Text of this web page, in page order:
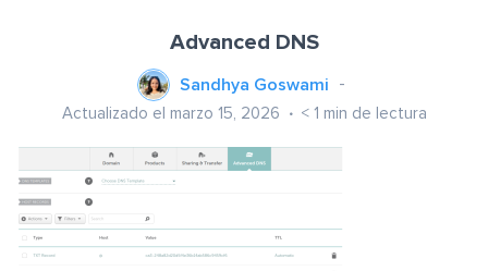
Advanced DNS
Sandhya Goswami
Actualizado el marzo 15, 2026 < 1 min de lectura